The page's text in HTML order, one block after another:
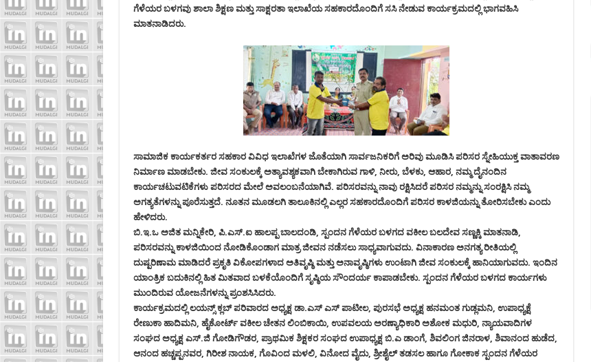
ಗೆಳೆಯರ ಬಳಗವು ಶಾಲಾ ಶಿಕ್ಷಣ ಮತ್ತು ಸಾಕ್ಷರತಾ ಇಲಾಖೆಯ ಸಹಕಾರದೊಂದಿಗೆ ಸಸಿ ನೇಡುವ ಕಾರ್ಯಕ್ರಮದಲ್ಲಿ ಭಾಗವಹಿಸಿ
ಮಾತನಾಡಿದರು.
ಸಾಮಾಜಿಕ ಕಾರ್ಯಕರ್ತರ ಸಹಕಾರ ವಿವಿಧ ಇಲಾಖೆಗಳ ಜೊತೆಯಾಗಿ ಸಾರ್ವಜನಿಕರಿಗೆ ಅರಿವು ಮೂಡಿಸಿ ಪರಿಸರ ಸ್ನೇಹಿಯುಕ್ತ ವಾತಾವರಣ
ನಿರ್ಮಾಣ ಮಾಡಬೇಕು. ಜೀವ ಸಂಕುಲಕ್ಕೆ ಅತ್ಯಾವಶ್ಯಕವಾಗಿ ಬೇಕಾಗಿರುವ ಗಾಳಿ, ನೀರು, ಬೆಳಕು, ಆಹಾರ, ನಮ್ಮ ದೈನಂದಿನ
ಕಾರ್ಯಚಟುವಟಿಕೆಗಳು ಪರಿಸರದ ಮೇಲೆ ಅವಲಂಬನೆಯಾಗಿವೆ. ಪರಿಸರವನ್ನು ನಾವು ರಕ್ಷಿಸಿದರೆ ಪರಿಸರ ನಮ್ಮನ್ನು ಸಂರಕ್ಷಿಸಿ ನಮ್ಮ
ಅಗತ್ಯತೆಗಳನ್ನು ಪೂರೆಸುತ್ತದೆ. ನೂತನ ಮೂಡಲಗಿ ತಾಲೂಕಿನಲ್ಲಿ ಎಲ್ಲರ ಸಹಕಾರದೊಂದಿಗೆ ಪರಿಸರ ಕಾಳಜಿಯನ್ನು ತೋರಿಸಬೇಕು ಎಂದು
ಹೇಳಿದರು.
ಬಿ.ಇ.ಒ ಅಜಿತ ಮನ್ನಿಕೇರಿ, ಪಿ.ಎಸ್.ಐ ಹಾಲಪ್ಪ ಬಾಲದಂಡಿ, ಸ್ಪಂದನ ಗೆಳೆಯರ ಬಳಗದ ವಕೀಲ ಬಲದೇವ ಸಣ್ಣಕ್ಕಿ ಮಾತನಾಡಿ,
ಪರಿಸರವನ್ನು ಕಾಳಜಿಯಿಂದ ನೋಡಿಕೊಂಡಾಗ ಮಾತ್ರ ಜೀವನ ನಡೆಸಲು ಸಾಧ್ಯವಾಗುವದು. ವಿನಾಕಾರಣ ಅನಗತ್ಯ ರೀತಿಯಲ್ಲಿ
ದುಷ್ಪರಿಣಾಮ ಮಾಡಿದರೆ ಪ್ರಕೃತಿ ವಿಕೋಪಗಳಾದ ಅತಿವೃಷ್ಠಿ ಮತ್ತು ಅನಾವೃಷ್ಠಿಗಳು ಉಂಟಾಗಿ ಜೀವ ಸಂಕುಲಕ್ಕೆ ಹಾನಿಯಾಗುವದು. ಇಂದಿನ
ಯಾಂತ್ರಿಕ ಬದುಕಿನಲ್ಲಿ ಹಿತ ಮಿತವಾದ ಬಳಕೆಯೊಂದಿಗೆ ಸೃಷ್ಠಿಯ ಸೌಂದರ್ಯ ಕಾಪಾಡಬೇಕು. ಸ್ಪಂದನ ಗೆಳೆಯರ ಬಳಗದ ಕಾರ್ಯಗಳು
ಮುಂದಿರುವ ಯೋಜನೆಗಳನ್ನು ಪ್ರಂಶಸಿಸಿದರು.
ಕಾರ್ಯಕ್ರಮದಲ್ಲಿ ಲಯನ್ಸ್ ಕ್ಲಬ್ ಪರಿವಾರದ ಅಧ್ಯಕ್ಷ ಡಾ.ಎಸ್ ಎಸ್ ಪಾಟೀಲ, ಪುರಸಭೆ ಅಧ್ಯಕ್ಷ ಹನಮಂತ ಗುಡ್ಲಮನಿ, ಉಪಾಧ್ಯಕ್ಷೆ
ರೇಣುಕಾ ಹಾದಿಮನಿ, ಹೈಕೋರ್ಟ್ ವಕೀಲ ಚೇತನ ಲಿಂಬಿಕಾಯಿ, ಉಪವಲಯ ಅರಣ್ಯಾಧಿಕಾರಿ ಅಶೋಕ ಮಧುರಿ, ನ್ಯಾಯವಾದಿಗಳ
ಸಂಘದ ಅಧ್ಯಕ್ಷ ಎಸ್.ಜಿ ಗೋಡಿಗೌಡರ, ಪ್ರಾಥಮಿಕ ಶಿಕ್ಷಕರ ಸಂಘದ ಉಪಾಧ್ಯಕ್ಷ ಬಿ.ಎ ಡಾಂಗೆ, ಶಿವಲಿಂಗ ಜಿನರಾಳ, ಶಿವಾನಂದ ಹುಡೆದ,
ಆನಂದ ಹಚ್ಚಪ್ಪನವರ, ಗಿರೀಶ ನಾಯಕ, ಗೊವಿಂದ ಮಳಲಿ, ವಿನೋದ ವೈದು, ಶ್ರೀಶೈಲ್ ತಡಸಲ ಹಾಗೂ ಗೋಕಾಕ ಸ್ಪಂದನ ಗೆಳೆಯರ